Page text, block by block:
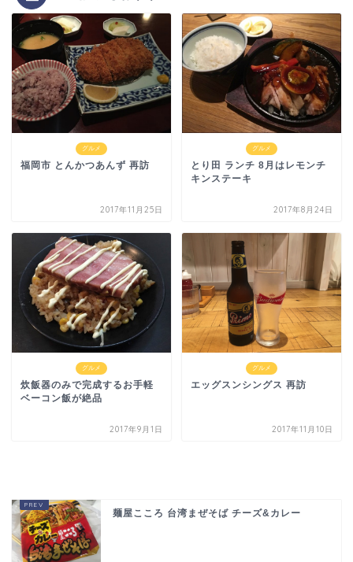
グルメ
福岡市 とんかつあんず 再訪
2017年11月25日
グルメ
とり田 ランチ 8月はレモンチ
キンステーキ
2017年8月24日
グルメ
炊飯器のみで完成するお手軽
ベーコン飯が絶品
2017年9月1日
グルメ
エッグスンシングス 再訪
2017年11月10日
麺屋こころ 台湾まぜそば チーズ&カレー